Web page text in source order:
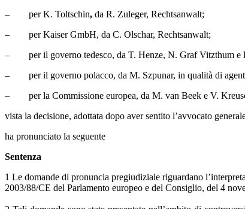
– per K. Toltschin, da R. Zuleger, Rechtsanwalt;
– per Kaiser GmbH, da C. Olschar, Rechtsanwalt;
– per il governo tedesco, da T. Henze, N. Graf Vitzthum e
– per il governo polacco, da M. Szpunar, in qualità di
– per la Commissione europea, da M. van Beek e V.
vista la decisione, adottata dopo aver sentito l’avvocato
ha pronunciato la seguente
Sentenza
1 Le domande di pronuncia pregiudiziale riguardano
2003/88/CE del Parlamento europeo e del Consiglio, del 4